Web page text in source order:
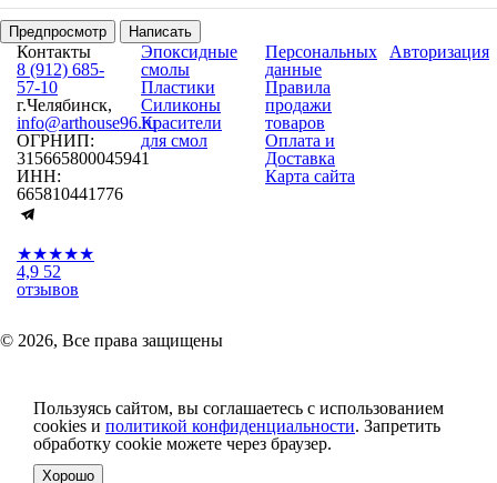
Предпросмотр Написать
Контакты
8 (912) 685-
57-10
г.Челябинск,
info@arthouse96.ru
ОГРНИП:
315665800045941
ИНН:
665810441776
★★★★★
4,9 52
отзывов
Эпоксидные
смолы
Пластики
Силиконы
Красители
для смол
Персональных
данные
Правила
продажи
товаров
Оплата и
Доставка
Карта сайта
Авторизация
© 2026, Все права защищены
Пользуясь сайтом, вы соглашаетесь с использованием
cookies и политикой конфиденциальности. Запретить
обработку cookie можете через браузер.
Хорошо